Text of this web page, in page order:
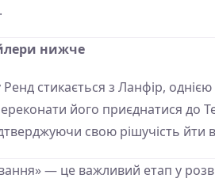
нижче
Ренд стикається з Ланфір,
його приєднатися до
свою рішучість
— це важливий етап у